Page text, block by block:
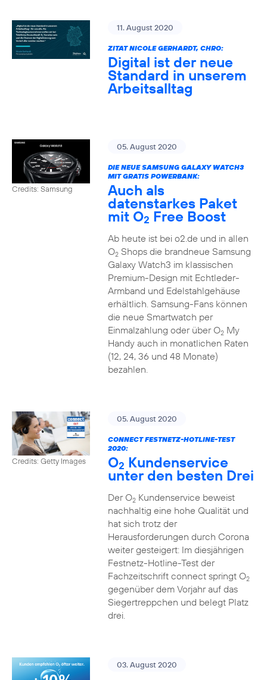
11. August 2020
ZITAT NICOLE GERHARDT, CHRO:
Digital ist der neue
Standard in unserem
Arbeitsalltag
Credits: Samsung
05. August 2020
DIE NEUE SAMSUNG GALAXY WATCH3
MIT GRATIS POWERBANK:
Auch als
datenstarkes Paket
mit O2 Free Boost
Ab heute ist bei o2.de und in allen
O2Shops die brandneue Samsung
Galaxy Watch3 im klassischen
Premium-Design mit Echtleder-
Armband und Edelstahlgehäuse
erhältlich. Samsung-Fans können
die neue Smartwatch per
Einmalzahlung oder über O2My
Handy auch in monatlichen Raten
(12, 24, 36 und 48 Monate)
bezahlen.
Credits: Getty Images
05. August 2020
CONNECT FESTNETZ-HOTLINE-TEST
2020:
O2 Kundenservice
unter den besten Drei
Der O2Kundenservice beweist
nachhaltig eine hohe Qualität und
hat sich trotz der
Herausforderungen durch Corona
weiter gesteigert: Im diesjährigen
Festnetz-Hotline-Test der
Fachzeitschrift connect springt O2
gegenüber dem Vorjahr auf das
Siegertreppchen und belegt Platz
drei.
03. August 2020